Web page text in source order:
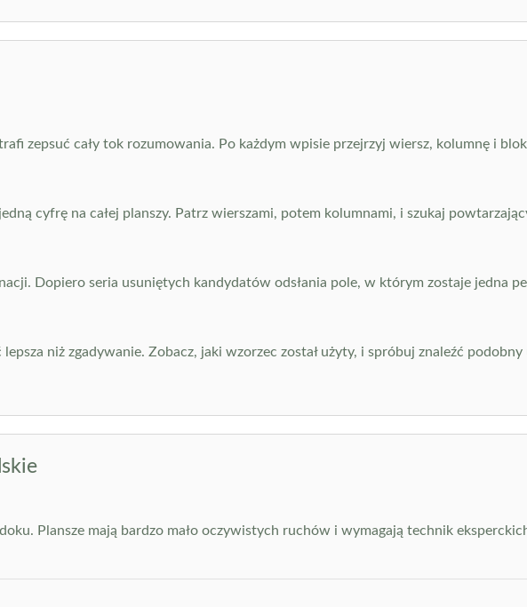
zepsuć cały tok rozumowania. Po każdym wpisie przejrzyj wiersz, kolumnę i
cyfrę na całej planszy. Patrz wierszami, potem kolumnami, i szukaj
Dopiero seria usuniętych kandydatów odsłania pole, w którym zostaje jedna
niż zgadywanie. Zobacz, jaki wzorzec został użyty, i spróbuj znaleźć
Plansze mają bardzo mało oczywistych ruchów i wymagają technik